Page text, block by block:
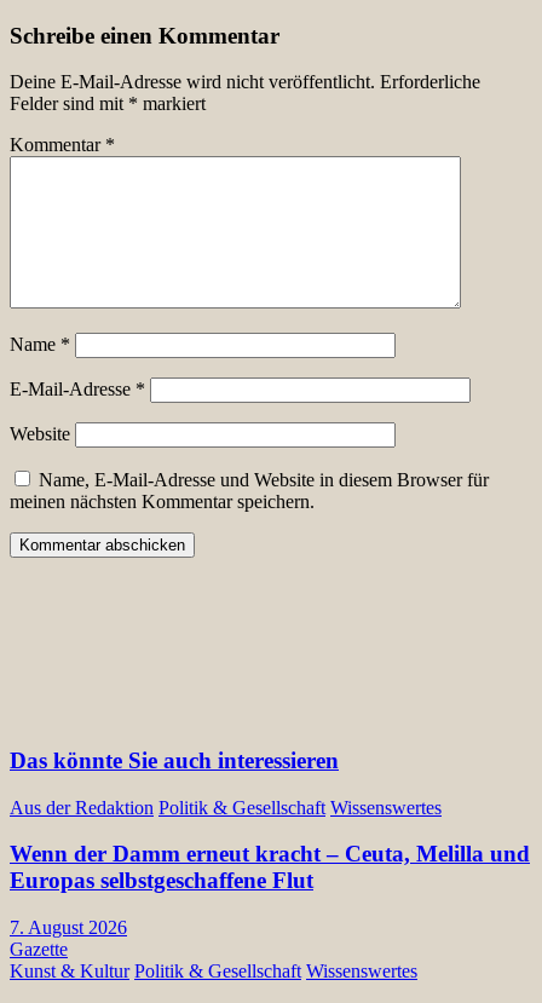
Schreibe einen Kommentar
Deine E-Mail-Adresse wird nicht veröffentlicht. Erforderliche
Felder sind mit * markiert
Kommentar *
Name *
E-Mail-Adresse *
Website
Name, E-Mail-Adresse und Website in diesem Browser für
meinen nächsten Kommentar speichern.
Das könnte Sie auch interessieren
Aus der Redaktion Politik & Gesellschaft Wissenswertes
Wenn der Damm erneut kracht – Ceuta, Melilla und
Europas selbstgeschaffene Flut
7. August 2026
Gazette
Kunst & Kultur Politik & Gesellschaft Wissenswertes